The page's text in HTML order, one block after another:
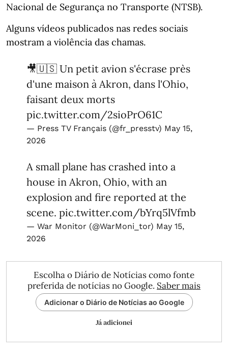
Nacional de Segurança no Transporte (NTSB).
Alguns vídeos publicados nas redes sociais
mostram a violência das chamas.
🎥🇺🇸 Un petit avion s'écrase près
d'une maison à Akron, dans l'Ohio,
faisant deux morts
pic.twitter.com/2sioPrO61C
— Press TV Français (@fr_presstv) May 15,
2026
A small plane has crashed into a
house in Akron, Ohio, with an
explosion and fire reported at the
scene. pic.twitter.com/bYrq5lVfmb
— War Monitor (@WarMoni_tor) May 15,
2026
Escolha o Diário de Notícias como fonte
preferida de notícias no Google. Saber mais
Adicionar o Diário de Notícias ao Google
Já adicionei